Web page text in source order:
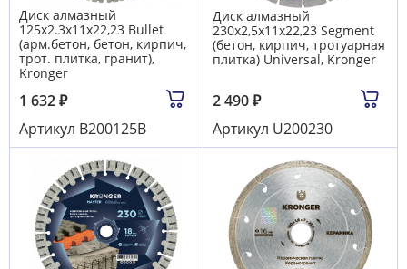
Диск алмазный
125x2.3х11х22,23 Bullet
(арм.бетон, бетон, кирпич,
трот. плитка, гранит),
Kronger
1 632₽
Артикул B200125B
Диск алмазный
230x2,5х11х22,23 Segment
(бетон, кирпич, тротуарная
плитка) Universal, Kronger
2 490₽
Артикул U200230